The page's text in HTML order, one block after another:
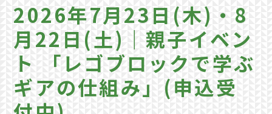
2026年7月23日(木)・8
月22日(土)｜親子イベン
ト 「レゴブロックで学ぶ
ギアの仕組み」(申込受